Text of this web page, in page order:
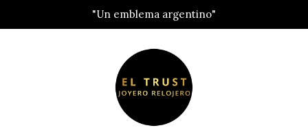
"Un emblema argentino"